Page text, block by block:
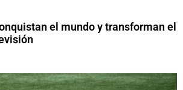
el mundo y transforman el